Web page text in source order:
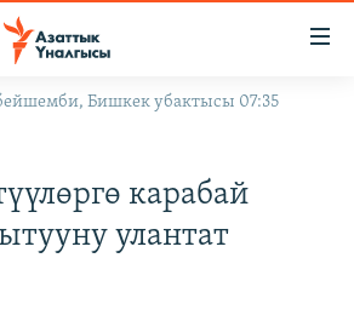
Бишкек убактысы 07:35
карабай
улантат